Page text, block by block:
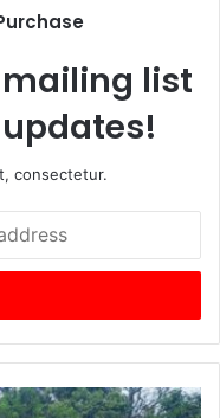
list
consectetur.